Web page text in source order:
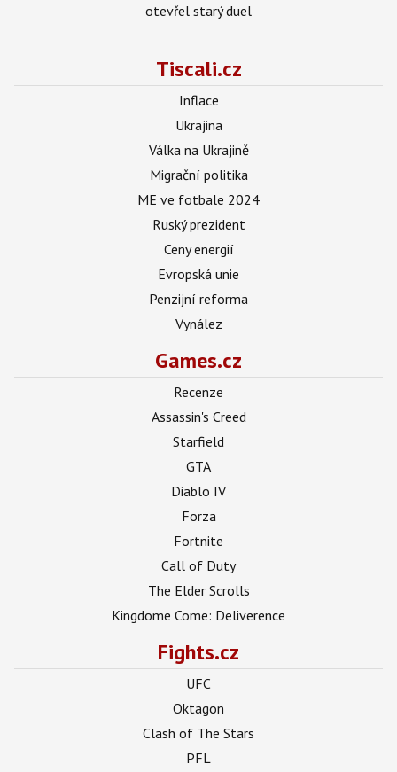
otevřel starý duel
Tiscali.cz
Inflace
Ukrajina
Válka na Ukrajině
Migrační politika
ME ve fotbale 2024
Ruský prezident
Ceny energií
Evropská unie
Penzijní reforma
Vynález
Games.cz
Recenze
Assassin's Creed
Starfield
GTA
Diablo IV
Forza
Fortnite
Call of Duty
The Elder Scrolls
Kingdome Come: Deliverence
Fights.cz
UFC
Oktagon
Clash of The Stars
PFL